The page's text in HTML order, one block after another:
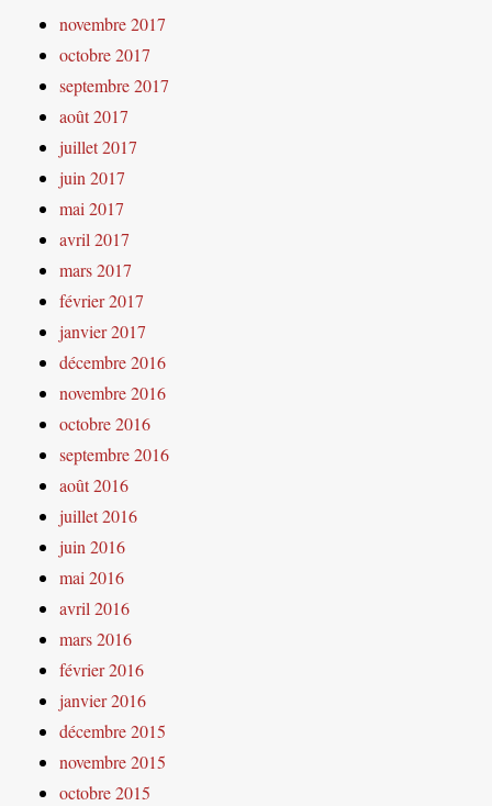
novembre 2017
octobre 2017
septembre 2017
août 2017
juillet 2017
juin 2017
mai 2017
avril 2017
mars 2017
février 2017
janvier 2017
décembre 2016
novembre 2016
octobre 2016
septembre 2016
août 2016
juillet 2016
juin 2016
mai 2016
avril 2016
mars 2016
février 2016
janvier 2016
décembre 2015
novembre 2015
octobre 2015